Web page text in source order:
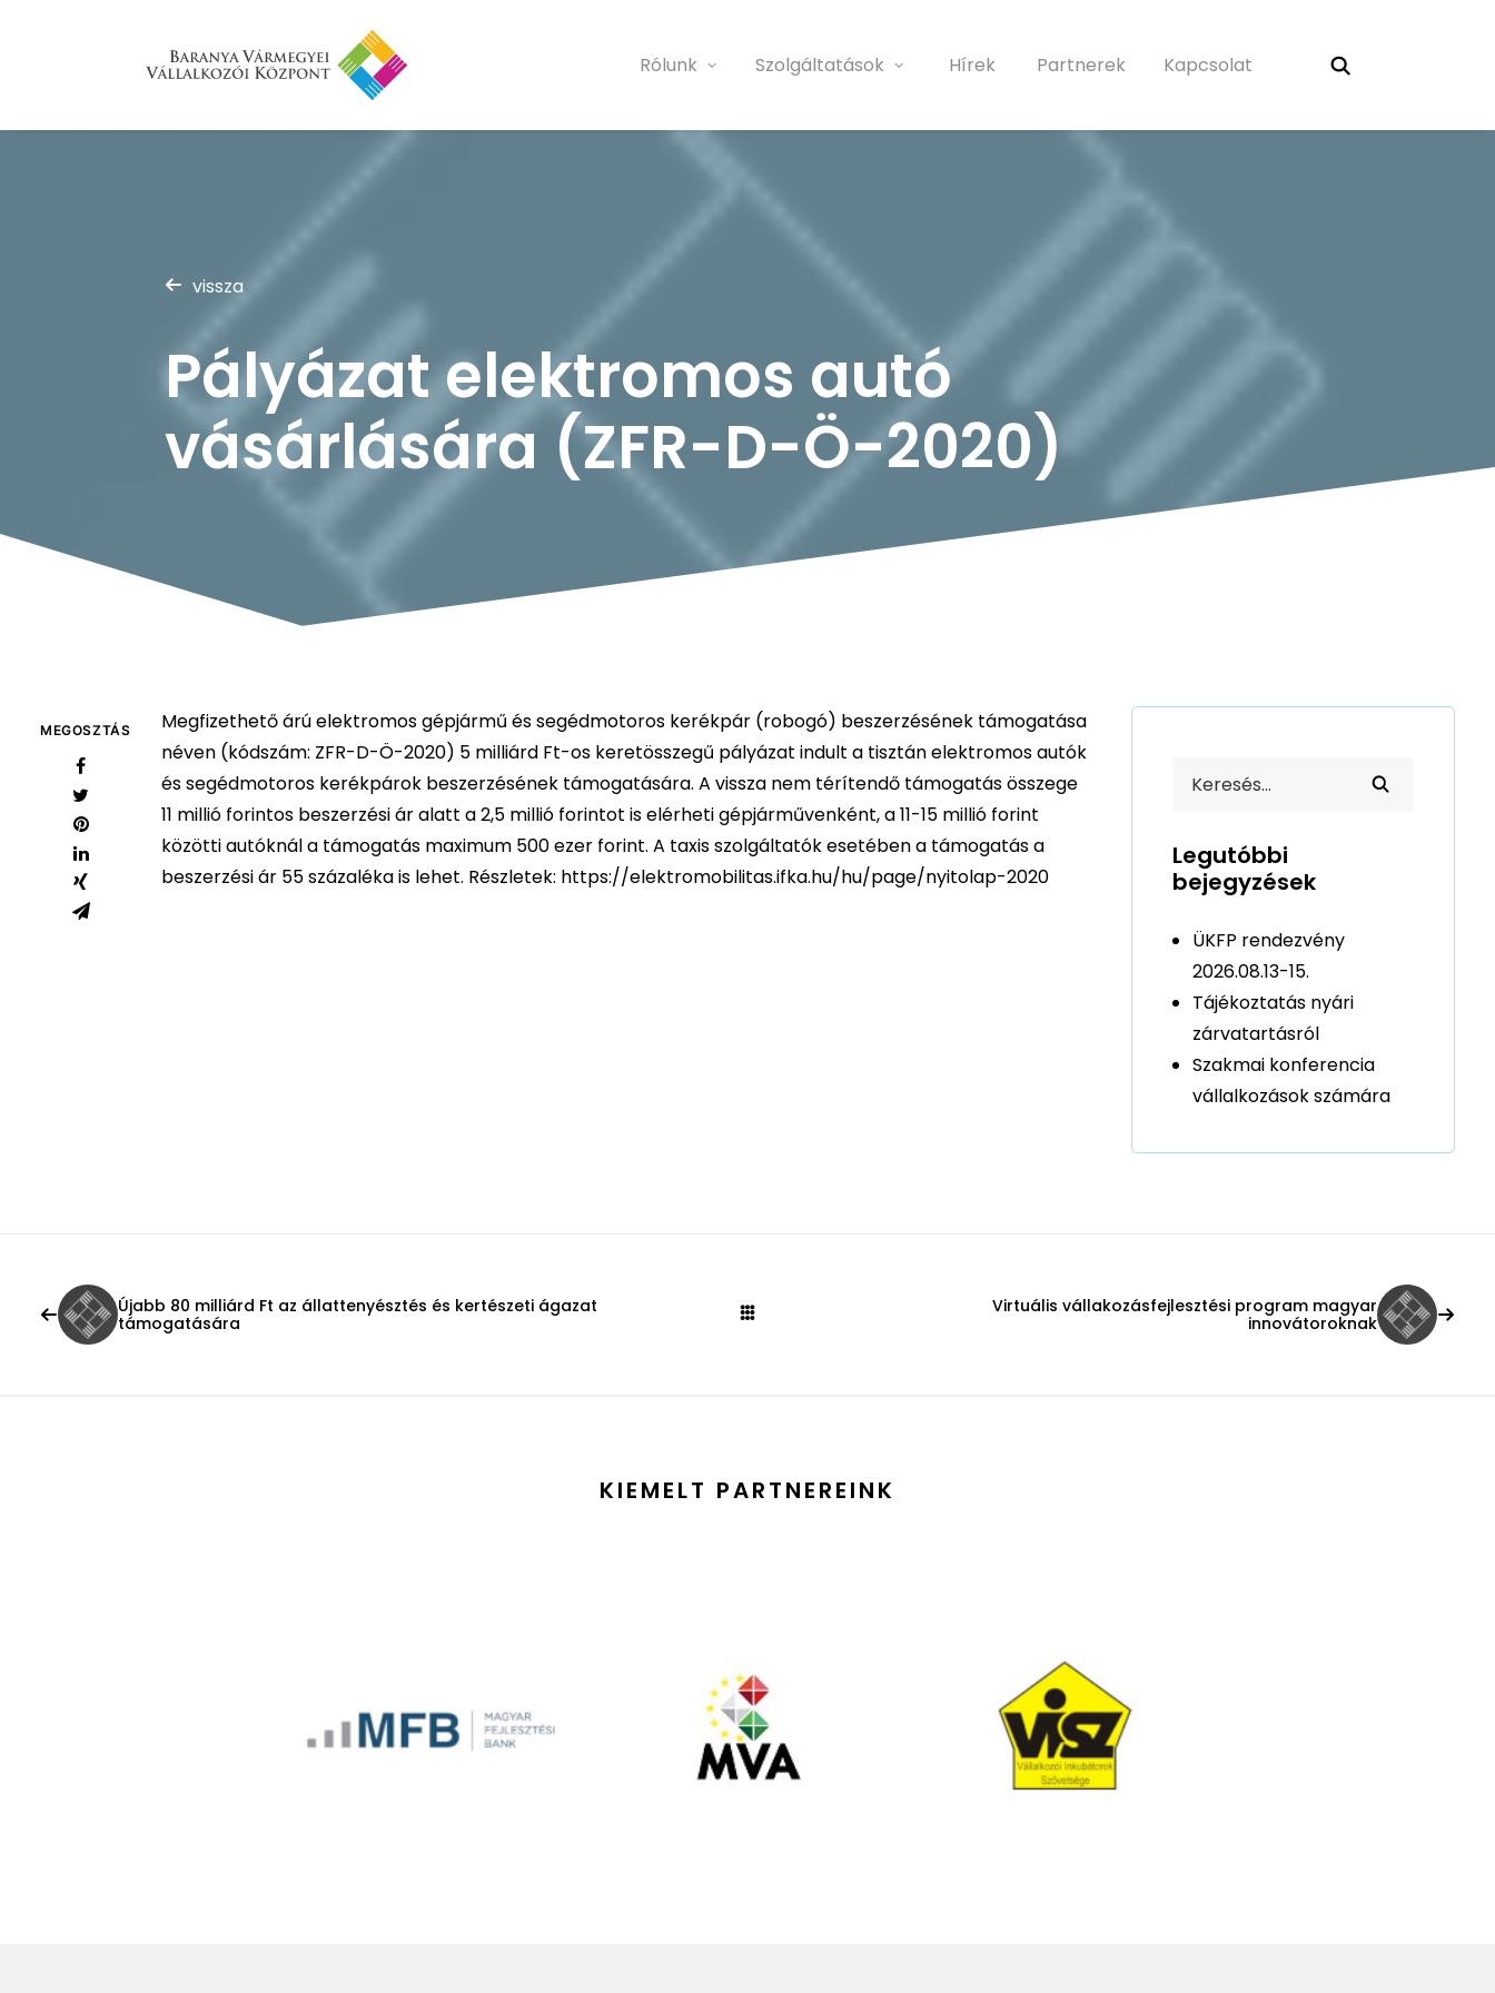
Rólunk Szolgáltatások Hírek Partnerek Kapcsolat
vissza
Pályázat elektromos autó
vásárlására (ZFR-D-Ö-2020)
MEGOSZTÁS
Megfizethető árú elektromos gépjármű és segédmotoros kerékpár (robogó) beszerzésének támogatása
néven (kódszám: ZFR-D-Ö-2020) 5 milliárd Ft-os keretösszegű pályázat indult a tisztán elektromos autók
és segédmotoros kerékpárok beszerzésének támogatására. A vissza nem térítendő támogatás összege
11 millió forintos beszerzési ár alatt a 2,5 millió forintot is elérheti gépjárművenként, a 11-15 millió forint
közötti autóknál a támogatás maximum 500 ezer forint. A taxis szolgáltatók esetében a támogatás a
beszerzési ár 55 százaléka is lehet. Részletek: https://elektromobilitas.ifka.hu/hu/page/nyitolap-2020
Legutóbbi
bejegyzések
ÜKFP rendezvény
2026.08.13-15.
Tájékoztatás nyári
zárvatartásról
Szakmai konferencia
vállalkozások számára
Újabb 80 milliárd Ft az állattenyésztés és kertészeti ágazat
támogatására
Virtuális vállakozásfejlesztési program magyar
innovátoroknak
KIEMELT PARTNEREINK